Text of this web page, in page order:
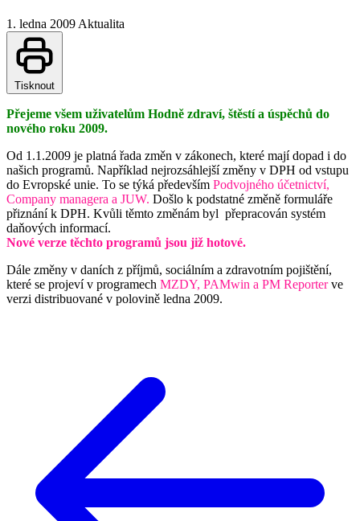
1. ledna 2009 Aktualita
Tisknout
Přejeme všem uživatelům Hodně zdraví, štěstí a úspěchů do
nového roku 2009.
Od 1.1.2009 je platná řada změn v zákonech, které mají dopad i do
našich programů. Například nejrozsáhlejší změny v DPH od vstupu
do Evropské unie. To se týká především Podvojného účetnictví,
Company managera a JUW. Došlo k podstatné změně formuláře
přiznání k DPH. Kvůli těmto změnám byl přepracován systém
daňových informací.
Nové verze těchto programů jsou již hotové.
Dále změny v daních z příjmů, sociálním a zdravotním pojištění,
které se projeví v programech MZDY, PAMwin a PM Reporterve
verzi distribuované v polovině ledna 2009.